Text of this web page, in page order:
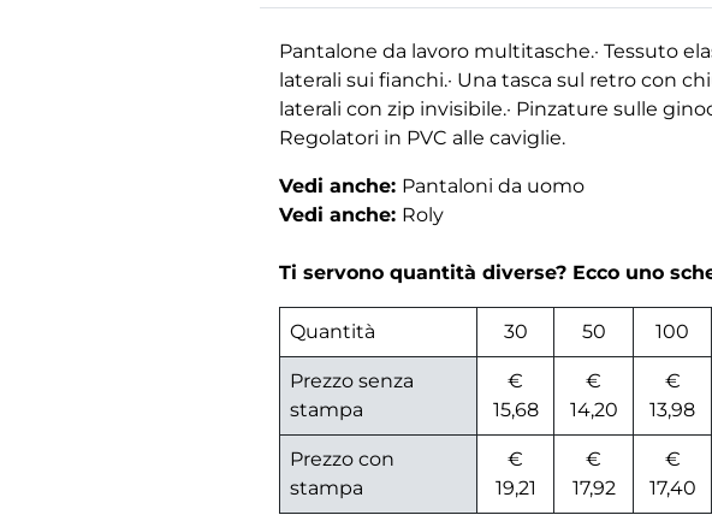
Pantalone da lavoro multitasche.· Tessuto
laterali sui fianchi.· Una tasca sul retro con
laterali con zip invisibile.· Pinzature sulle
Regolatori in PVC alle caviglie.
Vedi anche: Pantaloni da uomo
Vedi anche: Roly
Ti servono quantità diverse? Ecco uno
Quantità 30 50 100
Prezzo senza
stampa
€
15,68
€
14,20
€
13,98
Prezzo con
stampa
€
19,21
€
17,92
€
17,40